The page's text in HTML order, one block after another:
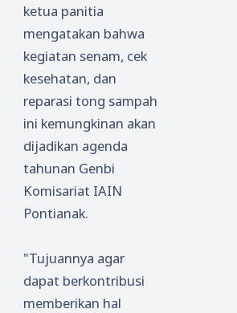
ketua panitia
mengatakan bahwa
kegiatan senam, cek
kesehatan, dan
reparasi tong sampah
ini kemungkinan akan
dijadikan agenda
tahunan Genbi
Komisariat IAIN
Pontianak.
"Tujuannya agar
dapat berkontribusi
memberikan hal